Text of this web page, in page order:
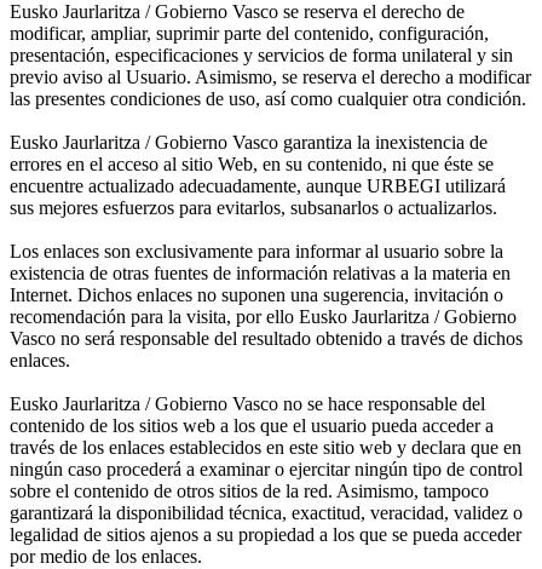
Eusko Jaurlaritza / Gobierno Vasco se reserva el derecho de
modificar, ampliar, suprimir parte del contenido, configuración,
presentación, especificaciones y servicios de forma unilateral y sin
previo aviso al Usuario. Asimismo, se reserva el derecho a modificar
las presentes condiciones de uso, así como cualquier otra condición.
Eusko Jaurlaritza / Gobierno Vasco garantiza la inexistencia de
errores en el acceso al sitio Web, en su contenido, ni que éste se
encuentre actualizado adecuadamente, aunque URBEGI utilizará
sus mejores esfuerzos para evitarlos, subsanarlos o actualizarlos.
Los enlaces son exclusivamente para informar al usuario sobre la
existencia de otras fuentes de información relativas a la materia en
Internet. Dichos enlaces no suponen una sugerencia, invitación o
recomendación para la visita, por ello Eusko Jaurlaritza / Gobierno
Vasco no será responsable del resultado obtenido a través de dichos
enlaces.
Eusko Jaurlaritza / Gobierno Vasco no se hace responsable del
contenido de los sitios web a los que el usuario pueda acceder a
través de los enlaces establecidos en este sitio web y declara que en
ningún caso procederá a examinar o ejercitar ningún tipo de control
sobre el contenido de otros sitios de la red. Asimismo, tampoco
garantizará la disponibilidad técnica, exactitud, veracidad, validez o
legalidad de sitios ajenos a su propiedad a los que se pueda acceder
por medio de los enlaces.